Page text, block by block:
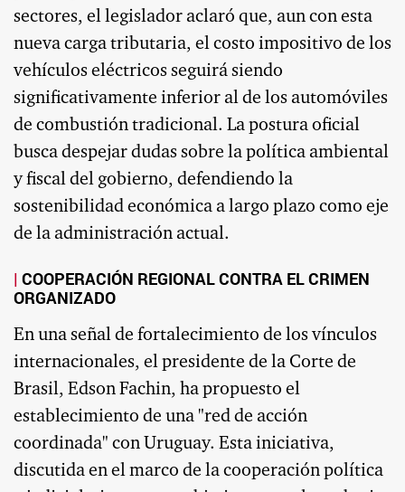
sectores, el legislador aclaró que, aun con esta
nueva carga tributaria, el costo impositivo de los
vehículos eléctricos seguirá siendo
significativamente inferior al de los automóviles
de combustión tradicional. La postura oficial
busca despejar dudas sobre la política ambiental
y fiscal del gobierno, defendiendo la
sostenibilidad económica a largo plazo como eje
de la administración actual.
COOPERACIÓN REGIONAL CONTRA EL CRIMEN
ORGANIZADO
En una señal de fortalecimiento de los vínculos
internacionales, el presidente de la Corte de
Brasil, Edson Fachin, ha propuesto el
establecimiento de una "red de acción
coordinada" con Uruguay. Esta iniciativa,
discutida en el marco de la cooperación política